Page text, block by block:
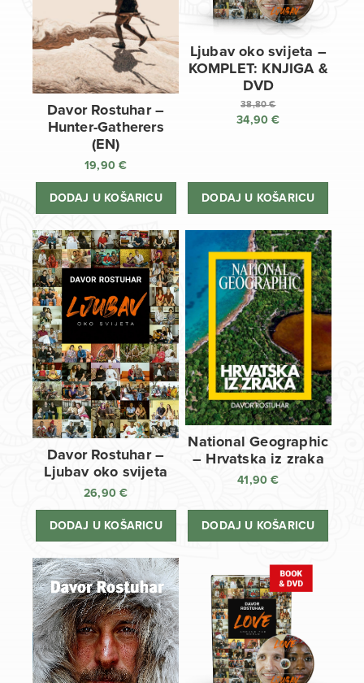
Davor Rostuhar –
Hunter-Gatherers
(EN)
19,90€
DODAJ U KOŠARICU
Ljubav oko svijeta –
KOMPLET: KNJIGA &
DVD
38,80€
Izvorna
38,80 €.
34,90€
34,90 €.
DODAJ U KOŠARICU
Davor Rostuhar –
Ljubav oko svijeta
26,90€
DODAJ U KOŠARICU
National Geographic
– Hrvatska iz zraka
41,90€
DODAJ U KOŠARICU